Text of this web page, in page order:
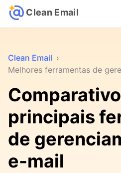
Clean Email
Clean Email ›
Melhores ferramentas de
principais
de
e-mail